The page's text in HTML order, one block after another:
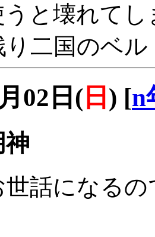
うと壊れて
り二国のベ
02日( 日 ) [n
神
世話になる